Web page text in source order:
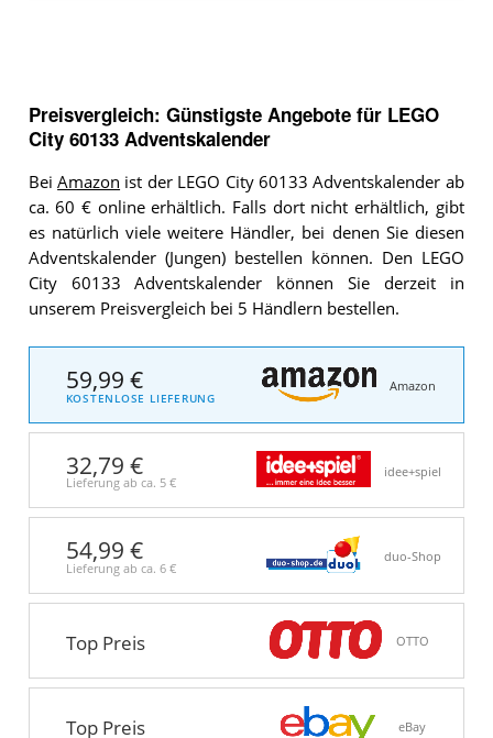
Preisvergleich: Günstigste Angebote für LEGO
City 60133 Adventskalender
BeiAmazon ist der LEGO City 60133 Adventskalender ab
ca. 60 € online erhältlich. Falls dort nicht erhältlich, gibt
es natürlich viele weitere Händler, bei denen Sie diesen
Adventskalender (Jungen) bestellen können. Den LEGO
City 60133 Adventskalender können Sie derzeit in
unserem Preisvergleich bei 5 Händlern bestellen.
59,99 €
KOSTENLOSE LIEFERUNG
Amazon
32,79 €
Lieferung ab ca. 5 €
idee+spiel
54,99 €
Lieferung ab ca. 6 €
duo-Shop
Top Preis OTTO
Top Preis eBay